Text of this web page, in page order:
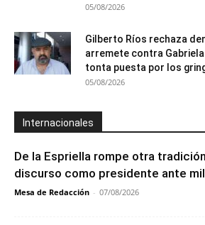
05/08/2026
Gilberto Ríos rechaza
arremete contra
tonta puesta por los
05/08/2026
Internacionales
De la Espriella rompe otra
discurso como presidente ante
Mesa de Redacción - 07/08/2026